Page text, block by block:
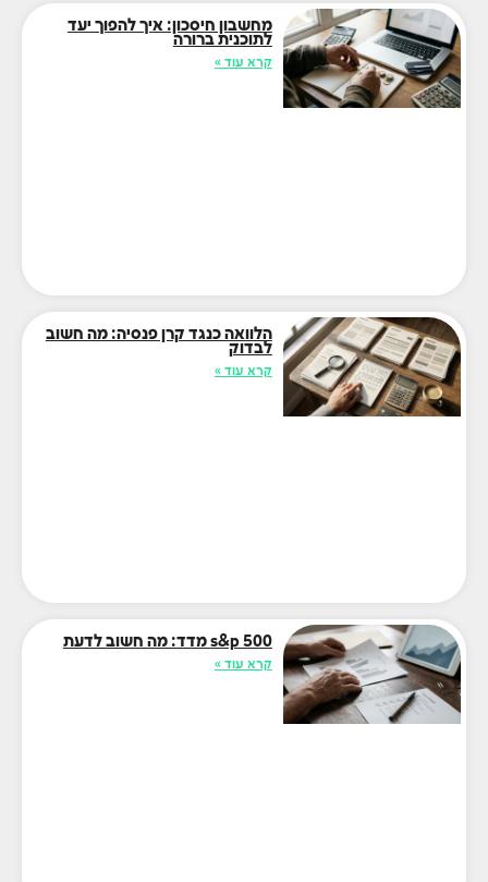
מחשבון חיסכון: איך להפוך יעד
לתוכנית ברורה
קרא עוד »
הלוואה כנגד קרן פנסיה: מה חשוב
לבדוק
קרא עוד »
s&p 500 מדד: מה חשוב לדעת
קרא עוד »